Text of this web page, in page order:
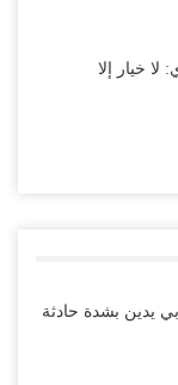
لا خيار إلا
يدين بشدة حادثة